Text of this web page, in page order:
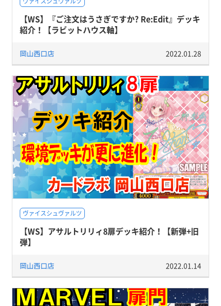
【WS】『ご注文はうさぎですか? Re:Edit』デッキ
紹介！【ラビットハウス軸】
岡山西口店 2022.01.28
ヴァイスシュヴァルツ
【WS】アサルトリリィ8扉デッキ紹介！【新弾+旧
弾】
岡山西口店 2022.01.14